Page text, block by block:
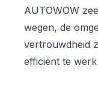
AUTOWOW
wegen, de
vertrouwdheid
efficiënt te werk